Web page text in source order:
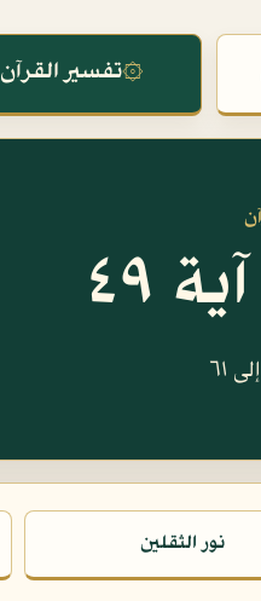
۞تفسير القرآن
٤٩
نور الثقلين